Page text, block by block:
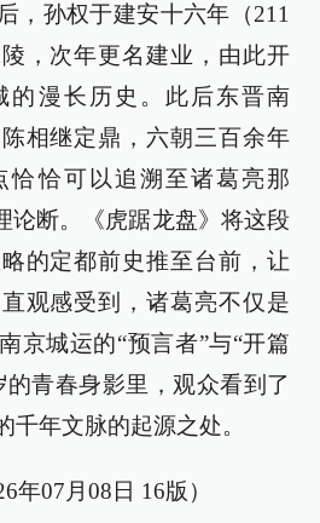
，孙权于建安十六年（211
，次年更名建业，由此开
的漫长历史。此后东晋南
相继定鼎，六朝三百余年
恰恰可以追溯至诸葛亮那
论断。《虎踞龙盘》将这段
的定都前史推至台前，让
观感受到，诸葛亮不仅是
京城运的“预言者”与“开篇
的青春身影里，观众看到了
千年文脉的起源之处。
年07月08日 16版）